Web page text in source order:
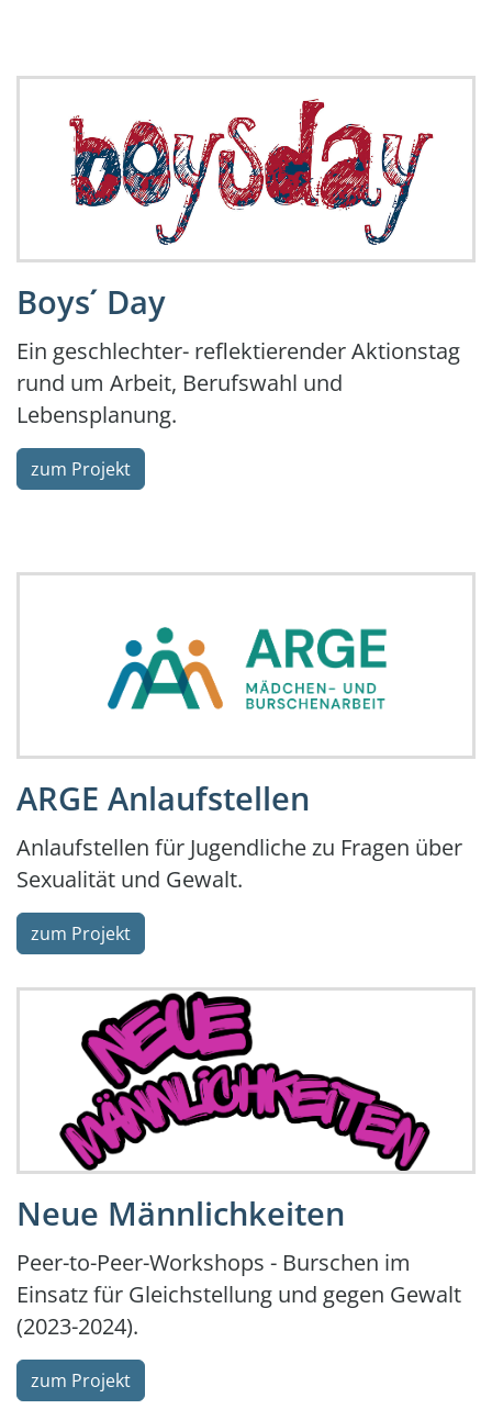
Boys ́ Day
Ein geschlechter- reflektierender Aktionstag
rund um Arbeit, Berufswahl und
Lebensplanung.
zum Projekt
ARGE Anlaufstellen
Anlaufstellen für Jugendliche zu Fragen über
Sexualität und Gewalt.
zum Projekt
Neue Männlichkeiten
Peer-to-Peer-Workshops - Burschen im
Einsatz für Gleichstellung und gegen Gewalt
(2023-2024).
zum Projekt